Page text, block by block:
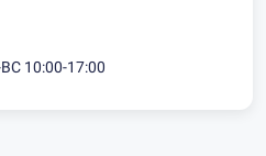
10:00-17:00